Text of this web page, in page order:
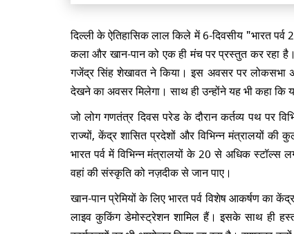
दिल्ली के ऐतिहासिक लाल किले में 6-दिवसीय "भारत
कला और खान-पान को एक ही मंच पर प्रस्तुत कर रहा
गजेंद्र सिंह शेखावत ने किया। इस अवसर पर लोकसभा
देखने का अवसर मिलेगा। साथ ही उन्होंने यह भी कहा कि
जो लोग गणतंत्र दिवस परेड के दौरान कर्तव्य पथ पर
राज्यों, केंद्र शासित प्रदेशों और विभिन्न मंत्रालयों की
भारत पर्व में विभिन्न मंत्रालयों के 20 से अधिक स्टॉल्स
वहां की संस्कृति को नज़दीक से जान पाए।
खान-पान प्रेमियों के लिए भारत पर्व विशेष आकर्षण का
लाइव कुकिंग डेमोस्ट्रेशन शामिल हैं। इसके साथ ही